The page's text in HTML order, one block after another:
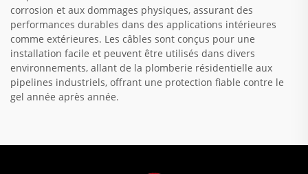
corrosion et aux dommages physiques, assurant des
performances durables dans des applications intérieures
comme extérieures. Les câbles sont conçus pour une
installation facile et peuvent être utilisés dans divers
environnements, allant de la plomberie résidentielle aux
pipelines industriels, offrant une protection fiable contre le
gel année après année.